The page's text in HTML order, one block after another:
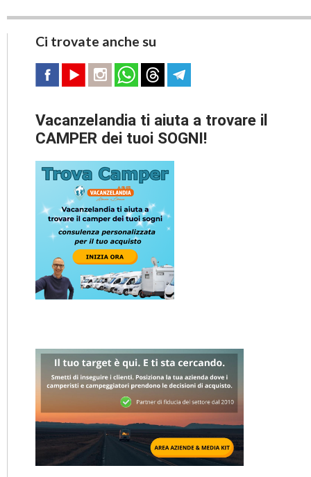
Ci trovate anche su
Vacanzelandia ti aiuta a trovare il
CAMPER dei tuoi SOGNI!